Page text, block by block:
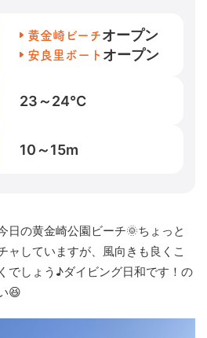
黄金崎ビーチオープン
安良里ボート オープン
23～24℃
10～15m
日の黄金崎公園ビーチ🌞ちょっと
ャしていますが、風向きも良くこ
でしょう♪ダイビング日和です！の
😆